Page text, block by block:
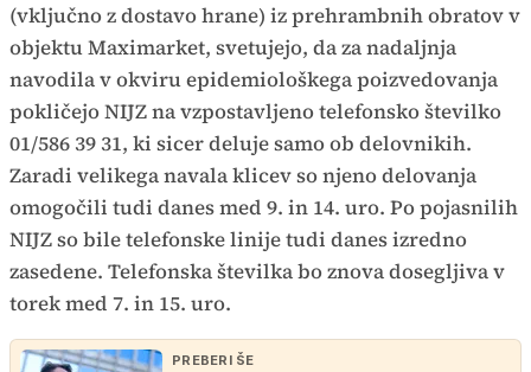
(vključno z dostavo hrane) iz prehrambnih obratov v
objektu Maximarket, svetujejo, da za nadaljnja
navodila v okviru epidemiološkega poizvedovanja
pokličejo NIJZ na vzpostavljeno telefonsko številko
01/586 39 31, ki sicer deluje samo ob delovnikih.
Zaradi velikega navala klicev so njeno delovanja
omogočili tudi danes med 9. in 14. uro. Po pojasnilih
NIJZ so bile telefonske linije tudi danes izredno
zasedene. Telefonska številka bo znova dosegljiva v
torek med 7. in 15. uro.
PREBERI ŠE